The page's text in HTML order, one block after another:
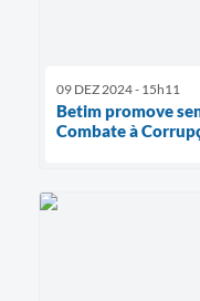
09 DEZ 2024 - 15h11
Betim promove
Combate à